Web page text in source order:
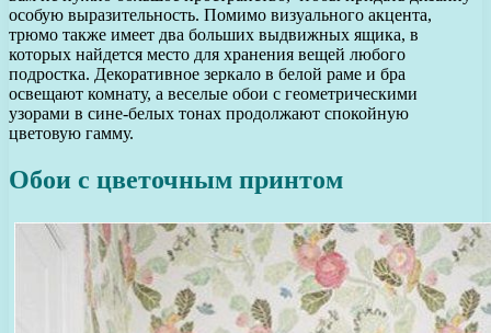
особую выразительность. Помимо визуального акцента,
трюмо также имеет два больших выдвижных ящика, в
которых найдется место для хранения вещей любого
подростка. Декоративное зеркало в белой раме и бра
освещают комнату, а веселые обои с геометрическими
узорами в сине-белых тонах продолжают спокойную
цветовую гамму.
Обои с цветочным принтом